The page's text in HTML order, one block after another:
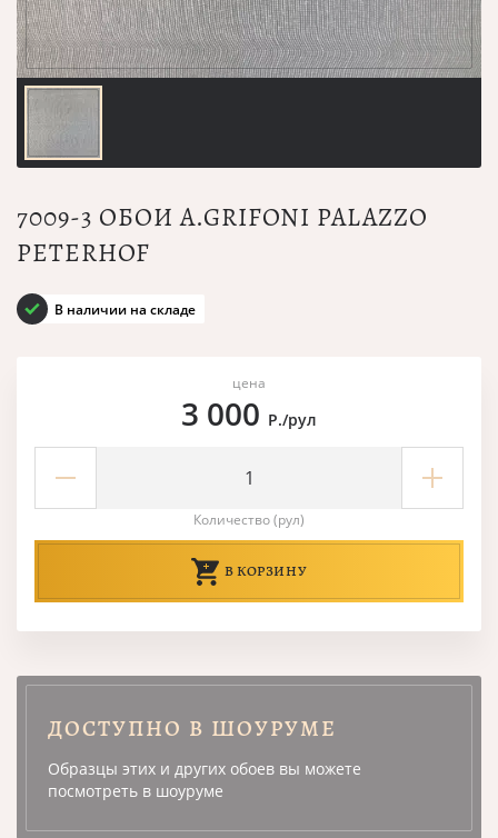
7009-3 ОБОИ A.GRIFONI PALAZZO
PETERHOF
В наличии на складе
цена
3 000 Р./рул
Количество (рул)
В КОРЗИНУ
ДОСТУПНО В ШОУРУМЕ
Образцы этих и других обоев вы можете
посмотреть в шоуруме